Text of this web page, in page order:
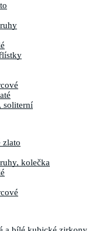
soliterní
zlato
kolečka